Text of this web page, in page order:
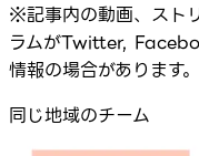
※記事内の動画、スト
ラムがTwitter,
情報の場合があります。
同じ地域のチーム